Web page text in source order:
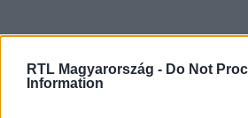
RTL Magyarország - Do Not
Information